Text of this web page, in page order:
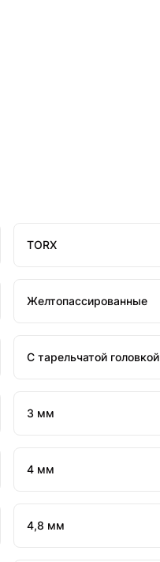
TORX
Желтопассированные
С тарельчатой головкой
3 мм
4 мм
4,8 мм